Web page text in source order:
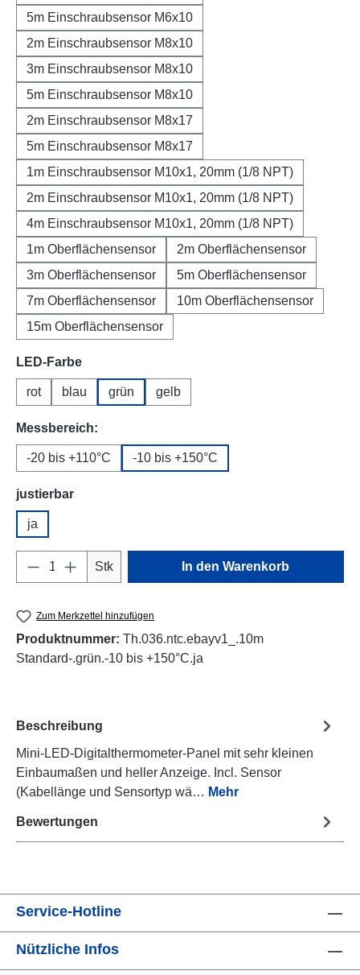
5m Einschraubsensor M6x10
2m Einschraubsensor M8x10
3m Einschraubsensor M8x10
5m Einschraubsensor M8x10
2m Einschraubsensor M8x17
5m Einschraubsensor M8x17
1m Einschraubsensor M10x1, 20mm (1/8 NPT)
2m Einschraubsensor M10x1, 20mm (1/8 NPT)
4m Einschraubsensor M10x1, 20mm (1/8 NPT)
1m Oberflächensensor
2m Oberflächensensor
3m Oberflächensensor
5m Oberflächensensor
7m Oberflächensensor
10m Oberflächensensor
15m Oberflächensensor
LED-Farbeauswählen
rot blau grün gelb
Messbereich:
-20 bis +110°C -10 bis +150°C
justierbarauswählen
ja
Produkt Anzahl: Gib den gewünschten
Stk In den Warenkorb
Zum Merkzettel hinzufügen
Produktnummer: Th.036.ntc.ebayv1_.10m
Standard-.grün.-10 bis +150°C.ja
Beschreibung
Mini-LED-Digitalthermometer-Panel mit sehr kleinen
Einbaumaßen und heller Anzeige. Incl. Sensor
(Kabellänge und Sensortyp wä… Mehr
Bewertungen
Service-Hotline
Nützliche Infos